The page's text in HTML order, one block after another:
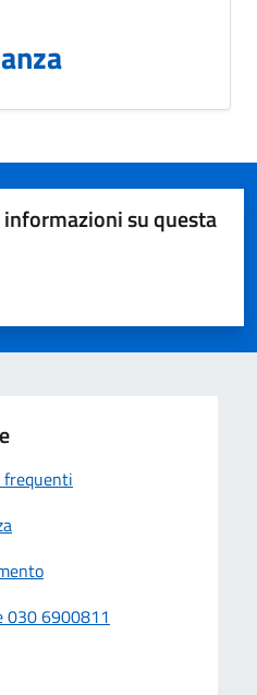
su questa
su 5
5
frequenti
030 6900811